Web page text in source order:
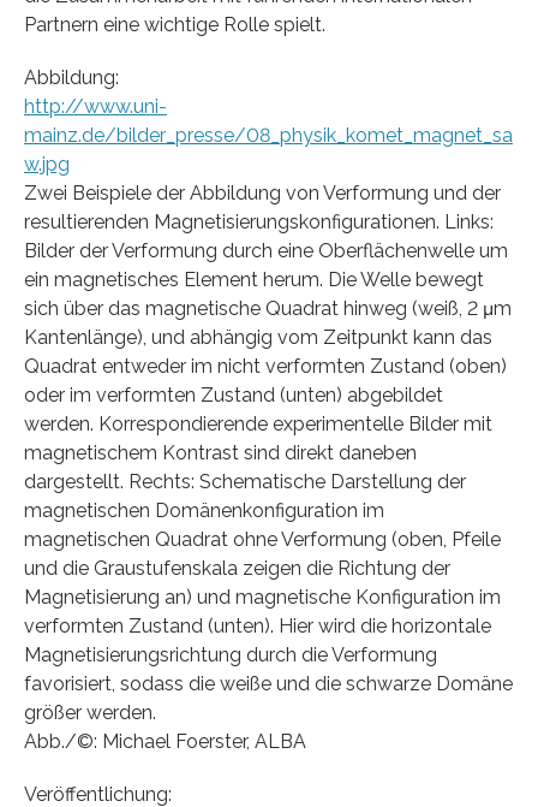
Partnern eine wichtige Rolle spielt.
Abbildung:
http://www.uni-
mainz.de/bilder_presse/08_physik_komet_magnet_sa
w.jpg
Zwei Beispiele der Abbildung von Verformung und der
resultierenden Magnetisierungskonfigurationen. Links:
Bilder der Verformung durch eine Oberflächenwelle um
ein magnetisches Element herum. Die Welle bewegt
sich über das magnetische Quadrat hinweg (weiß, 2 μm
Kantenlänge), und abhängig vom Zeitpunkt kann das
Quadrat entweder im nicht verformten Zustand (oben)
oder im verformten Zustand (unten) abgebildet
werden. Korrespondierende experimentelle Bilder mit
magnetischem Kontrast sind direkt daneben
dargestellt. Rechts: Schematische Darstellung der
magnetischen Domänenkonfiguration im
magnetischen Quadrat ohne Verformung (oben, Pfeile
und die Graustufenskala zeigen die Richtung der
Magnetisierung an) und magnetische Konfiguration im
verformten Zustand (unten). Hier wird die horizontale
Magnetisierungsrichtung durch die Verformung
favorisiert, sodass die weiße und die schwarze Domäne
größer werden.
Abb./©: Michael Foerster, ALBA
Veröffentlichung: